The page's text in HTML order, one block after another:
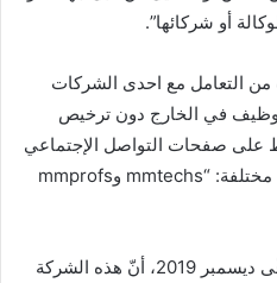
أو شركائها”.
التعامل مع احدى الشركات
في الخارج دون ترخيص
على صفحات التواصل الإجتماعي
“الفايسبوك”، باستخدام 4 أسماء مختلفة: “mmtechs وmmprofs
وأضافت الوكالة، في بلاغ لها موفّى ديسمبر 2019، أنّ هذه الشركة